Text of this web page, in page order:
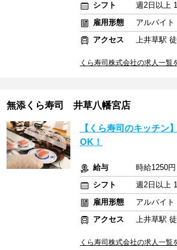
シフト
週2日以上
雇用形態
アルバイト
アクセス
上井草駅
くら寿司株式会社の求人一覧
無添くら寿司 井草八幡宮店
【くら寿司のキッチ
OK！
給与
時給1250円
シフト
週2日以上
雇用形態
アルバイト
アクセス
上井草駅
くら寿司株式会社の求人一覧